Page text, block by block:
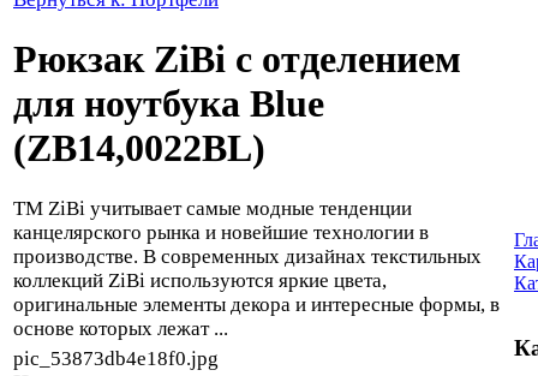
Рюкзак ZiBi с отделением
для ноутбука Blue
(ZB14,0022BL)
ТМ ZiBi учитывает самые модные тенденции
канцелярского рынка и новейшие технологии в
производстве. В современных дизайнах текстильных
коллекций ZiBi используются яркие цвета,
оригинальные элементы декора и интересные формы, в
основе которых лежат ...
pic_53873db4e18f0.jpg